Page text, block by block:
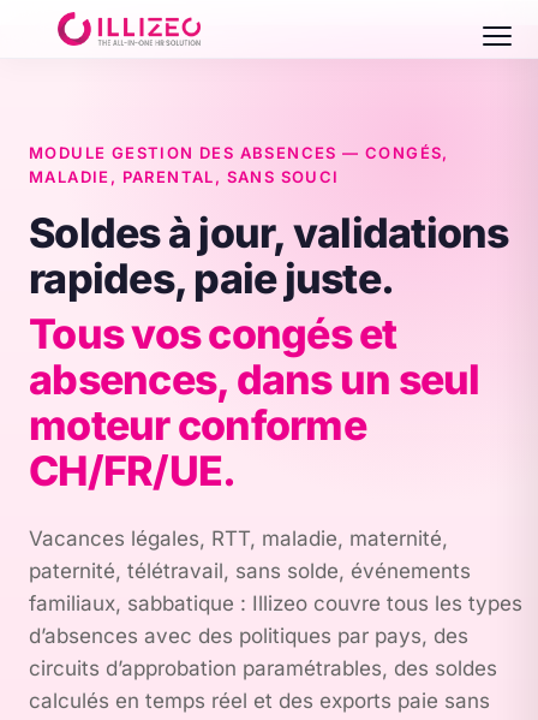
MODULE GESTION DES ABSENCES — CONGÉS,
MALADIE, PARENTAL, SANS SOUCI
Soldes à jour, validations
rapides, paie juste.
Tous vos congés et
absences, dans un seul
moteur conforme
CH/FR/UE.
Vacances légales, RTT, maladie, maternité,
paternité, télétravail, sans solde, événements
familiaux, sabbatique : Illizeo couvre tous les types
d’absences avec des politiques par pays, des
circuits d’approbation paramétrables, des soldes
calculés en temps réel et des exports paie sans